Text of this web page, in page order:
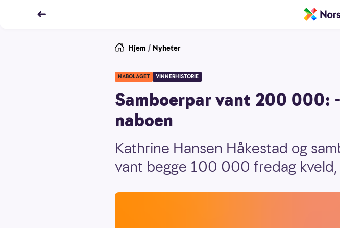
Hjem / Nyheter
NABOLAGET VINNERHISTORIE
Samboerpar vant 200 000:
naboen
Kathrine Hansen Håkestad og
vant begge 100 000 fredag